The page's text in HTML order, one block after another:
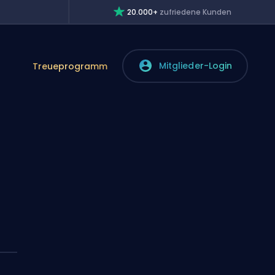
20.000+ zufriedene Kunden
Treueprogramm Mitglieder-Login